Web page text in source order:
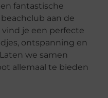
fantastische
aan de
vind je een perfecte
ontspanning en
we samen
allemaal te bieden